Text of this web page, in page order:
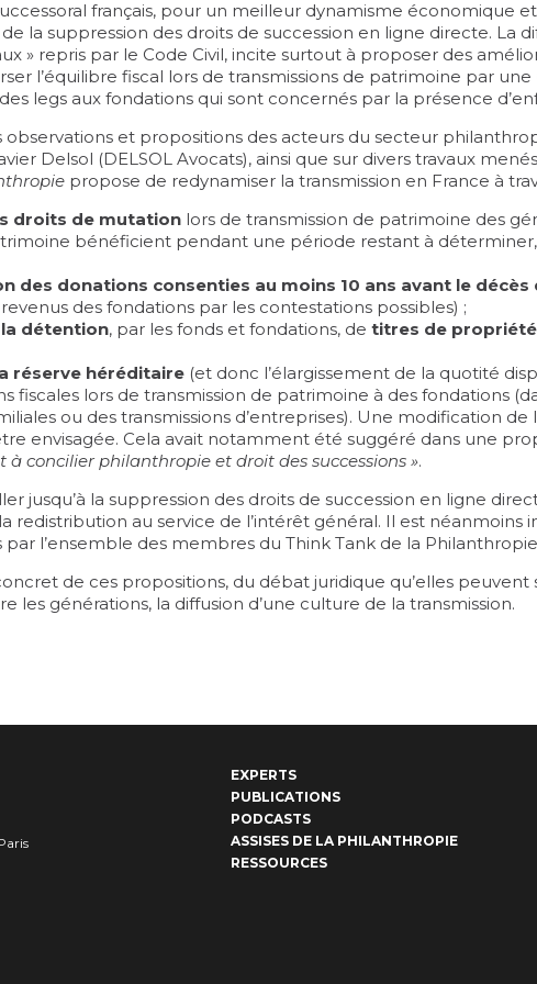
français, pour un meilleur dynamisme économique
la suppression des droits de succession en ligne directe.
» repris par le Code Civil, incite surtout à proposer des
l’équilibre fiscal lors de transmissions de patrimoine par
legs aux fondations qui sont concernés par la présence
observations et propositions des acteurs du secteur
Delsol (DELSOL Avocats), ainsi que sur divers travaux
propose de redynamiser la transmission en France à
droits de mutation lors de transmission de patrimoine des
bénéficient pendant une période restant à
des donations consenties au moins 10 ans avant le
des fondations par les contestations possibles) ;
détention, par les fonds et fondations, de titres de propriété
réserve héréditaire (et donc l’élargissement de la quotité
fiscales lors de transmission de patrimoine à des fondations
ou des transmissions d’entreprises). Une modification
envisagée. Cela avait notamment été suggéré dans une
à concilier philanthropie et droit des successions ».
jusqu’à la suppression des droits de succession en ligne
redistribution au service de l’intérêt général. Il est
l’ensemble des membres du Think Tank de la
de ces propositions, du débat juridique qu’elles
les générations, la diffusion d’une culture de la transmission.
EXPERTS
PUBLICATIONS
PODCASTS
ASSISES DE LA PHILANTHROPIE
RESSOURCES